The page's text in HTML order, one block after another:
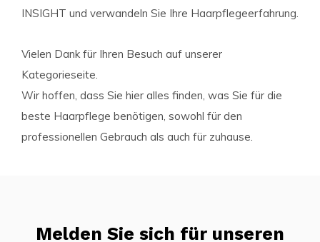
INSIGHT und verwandeln Sie Ihre Haarpflegeerfahrung.
Vielen Dank für Ihren Besuch auf unserer
Kategorieseite.
Wir hoffen, dass Sie hier alles finden, was Sie für die
beste Haarpflege benötigen, sowohl für den
professionellen Gebrauch als auch für zuhause.
Melden Sie sich für unseren